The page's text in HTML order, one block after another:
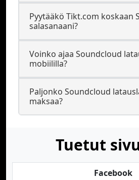
Pyytääkö Tikt.com koskaan
salasanaani?
Voinko ajaa Soundcloud
mobiililla?
Paljonko Soundcloud
maksaa?
Tuetut
Facebook